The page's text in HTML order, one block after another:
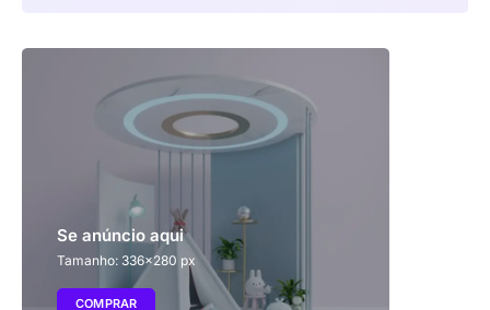
Se anúncio aqui
Tamanho: 336x280 px
COMPRAR